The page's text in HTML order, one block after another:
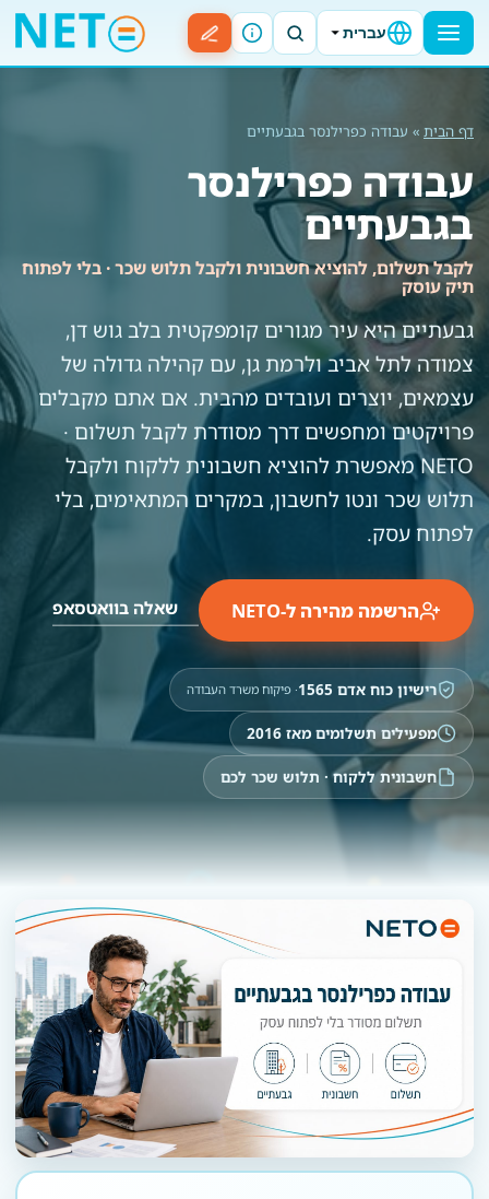
עברית
דף הבית » עבודה כפרילנסר בגבעתיים
עבודה כפרילנסר
בגבעתיים
לקבל תשלום, להוציא חשבונית ולקבל תלוש שכר · בלי לפתוח
תיק עוסק
גבעתיים היא עיר מגורים קומפקטית בלב גוש דן,
צמודה לתל אביב ולרמת גן, עם קהילה גדולה של
עצמאים, יוצרים ועובדים מהבית. אם אתם מקבלים
פרויקטים ומחפשים דרך מסודרת לקבל תשלום ·
NETO מאפשרת להוציא חשבונית ללקוח ולקבל
תלוש שכר ונטו לחשבון, במקרים המתאימים, בלי
לפתוח עסק.
הרשמה מהירה ל-NETO שאלה בוואטסאפ
רישיון כוח אדם 1565 · פיקוח משרד העבודה
מפעילים תשלומים מאז 2016
חשבונית ללקוח · תלוש שכר לכם